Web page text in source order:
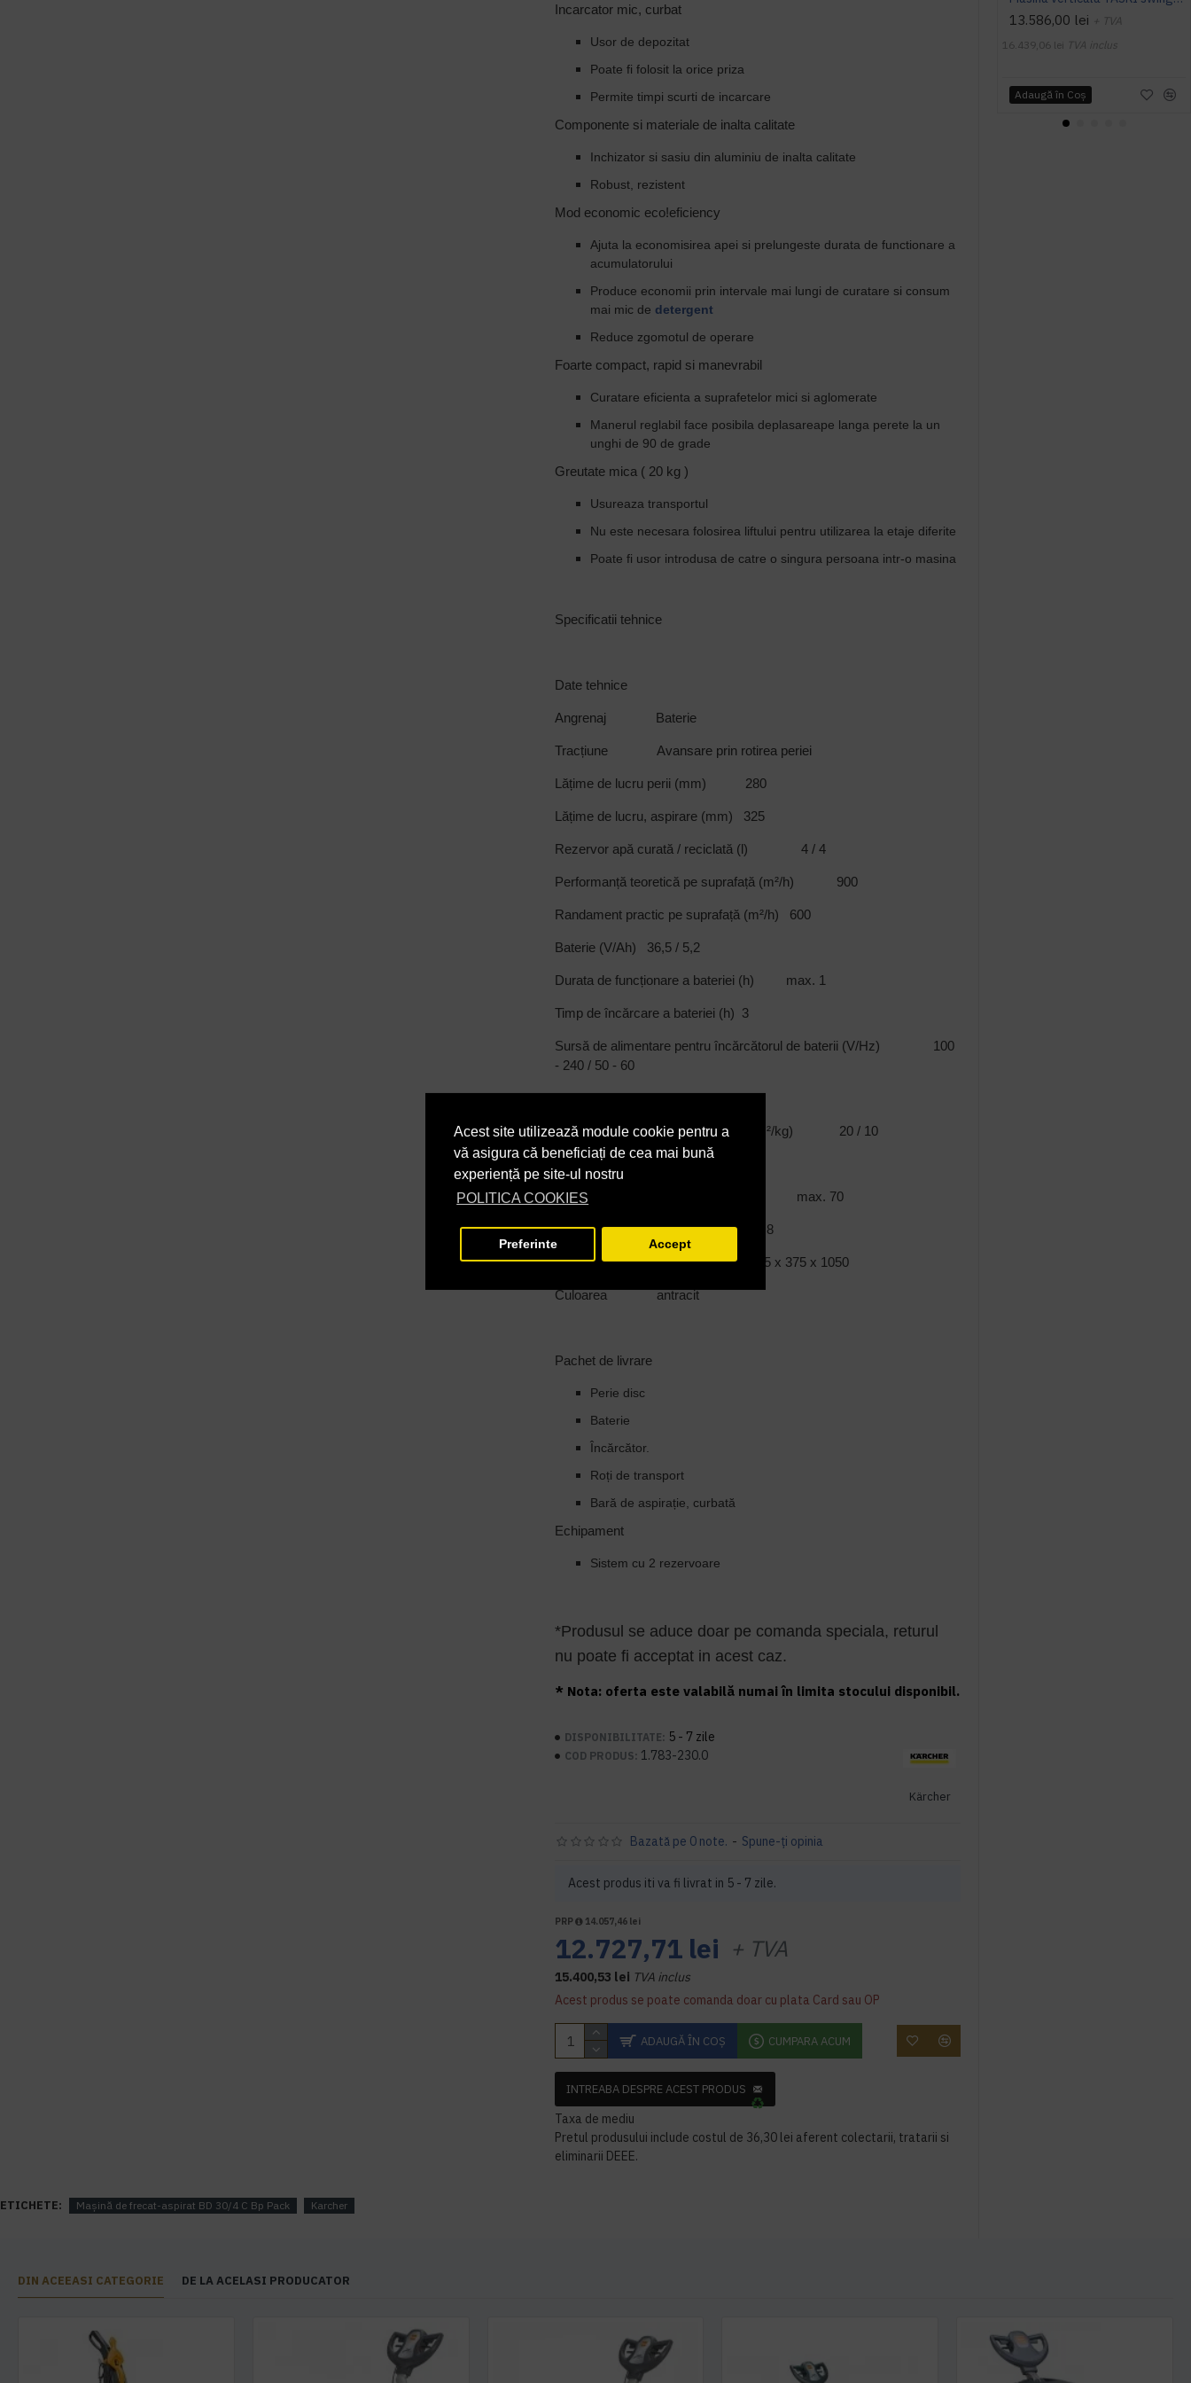
Acest site utilizează module cookie pentru a
vă asigura că beneficiați de cea mai bună
experiență pe site-ul nostru
POLITICA COOKIES
Preferinte Accept
Incarcator mic, curbat
Usor de depozitat
Poate fi folosit la orice priza
Permite timpi scurti de incarcare
Componente si materiale de inalta calitate
Inchizator si sasiu din aluminiu de inalta calitate
Robust, rezistent
Mod economic eco!eficiency
Ajuta la economisirea apei si prelungeste durata de functionare a
acumulatorului
Produce economii prin intervale mai lungi de curatare si consum
mai mic de detergent
Reduce zgomotul de operare
Foarte compact, rapid si manevrabil
Curatare eficienta a suprafetelor mici si aglomerate
Manerul reglabil face posibila deplasareape langa perete la un
unghi de 90 de grade
Greutate mica ( 20 kg )
Usureaza transportul
Nu este necesara folosirea liftului pentru utilizarea la etaje diferite
Poate fi usor introdusa de catre o singura persoana intr-o masina
Specificatii tehnice
Date tehnice
Angrenaj Baterie
Tracțiune Avansare prin rotirea periei
Lățime de lucru perii (mm) 280
Lățime de lucru, aspirare (mm) 325
Rezervor apă curată / reciclată (l) 4 / 4
Performanță teoretică pe suprafață (m²/h) 900
Randament practic pe suprafață (m²/h) 600
Baterie (V/Ah) 36,5 / 5,2
Durata de funcționare a bateriei (h) max. 1
Timp de încărcare a bateriei (h) 3
Sursă de alimentare pentru încărcătorul de baterii (V/Hz) 100
- 240 / 50 - 60
Viteza periilor (rpm) 150
Presiunea de contact a periilor (g/cm²/kg) 20 / 10
Consumul de apă (l/min) 1
Nivelul presiunii acustice (dB(A)) max. 70
Greutate fără accesorii (kg) 19,8
Dimensiuni (L x l x H) (mm) 555 x 375 x 1050
Culoarea antracit
Pachet de livrare
Perie disc
Baterie
Încărcător.
Roți de transport
Bară de aspirație, curbată
Echipament
Sistem cu 2 rezervoare
*Produsul se aduce doar pe comanda speciala, returul
nu poate fi acceptat in acest caz.
* Nota: oferta este valabilă numai în limita stocului disponibil.
DISPONIBILITATE: 5 - 7 zile
COD PRODUS: 1.783-230.0
Kärcher
Acest produs iti va fi livrat in 5 - 7 zile.
Bazată pe 0 note. - Spune-ţi opinia
PRP 14.057,46 lei
12.727,71 lei + TVA
15.400,53 lei TVA inclus
Acest produs se poate comanda doar cu plata Card sau OP
ADAUGĂ ÎN COŞ CUMPARA ACUM
INTREABA DESPRE ACEST PRODUS
Taxa de mediu
Pretul produsului include costul de 36,30 lei aferent colectarii, tratarii si
eliminarii DEEE.
ETICHETE: Mașină de frecat-aspirat BD 30/4 C Bp Pack Karcher
13.586,00 lei + TVA
16.439,06 lei TVA inclus
Adaugă în Coş
DIN ACEEASI CATEGORIE DE LA ACELASI PRODUCATOR